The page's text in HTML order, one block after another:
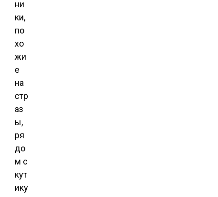
ни
ки,
по
хо
жи
е
на
стр
аз
ы,
ря
до
м с
кут
ику